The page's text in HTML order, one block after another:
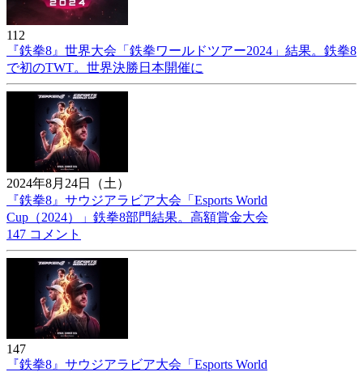
112
『鉄拳8』世界大会「鉄拳ワールドツアー2024」結果。鉄拳8
で初のTWT。世界決勝日本開催に
2024年8月24日（土）
『鉄拳8』サウジアラビア大会「Esports World
Cup（2024）」鉄拳8部門結果。高額賞金大会
147 コメント
147
『鉄拳8』サウジアラビア大会「Esports World